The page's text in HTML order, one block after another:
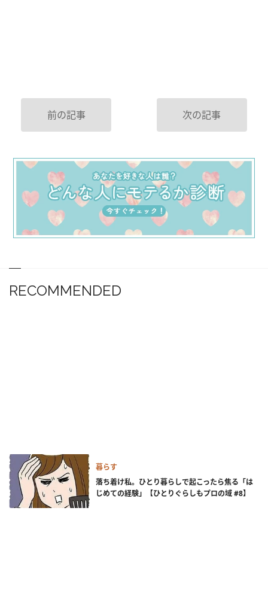
前の記事 次の記事
RECOMMENDED
暮らす
落ち着け私。ひとり暮らしで起こったら焦る「は
じめての経験」【ひとりぐらしもプロの域 #8】